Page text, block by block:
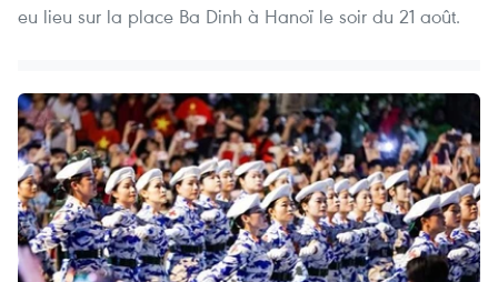
eu lieu sur la place Ba Dinh à Hanoï le soir du 21 août.